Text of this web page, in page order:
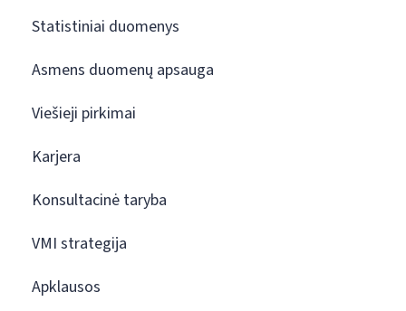
Statistiniai duomenys
Asmens duomenų apsauga
Viešieji pirkimai
Karjera
Konsultacinė taryba
VMI strategija
Apklausos